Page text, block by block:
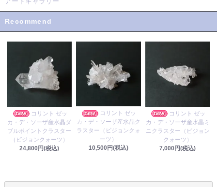
Recommend
コリント ゼッ
カ・デ・ソーザ産水晶ダ
ブルポイントクラスター
（ビジョンクォーツ）
24,800円(税込)
コリント ゼッ
カ・デ・ソーザ産水晶ク
ラスター（ビジョンクォ
ーツ）
10,500円(税込)
コリント ゼッ
カ・デ・ソーザ産水晶ミ
ニクラスター（ビジョン
クォーツ）
7,000円(税込)